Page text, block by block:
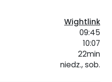
Wightlink
09:45
10:07
22min
niedz., sob.